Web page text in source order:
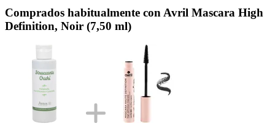
Comprados habitualmente con Avril Mascara High
Definition, Noir (7,50 ml)